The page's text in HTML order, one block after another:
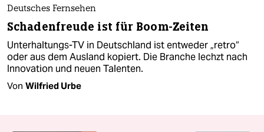
Deutsches Fernsehen
Schadenfreude ist für Boom-Zeiten
Unterhaltungs-TV in Deutschland ist entweder „retro“
oder aus dem Ausland kopiert. Die Branche lechzt nach
Innovation und neuen Talenten.
Von Wilfried Urbe